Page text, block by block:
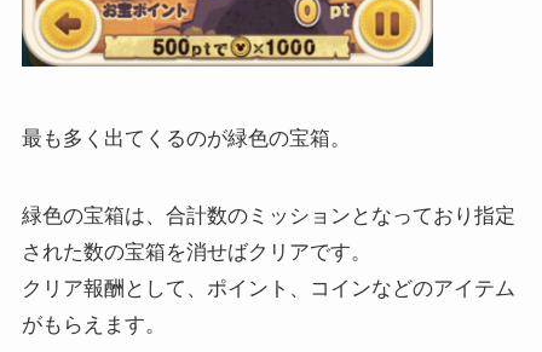
最も多く出てくるのが緑色の宝箱。
緑色の宝箱は、合計数のミッションとなっており指定
された数の宝箱を消せばクリアです。
クリア報酬として、ポイント、コインなどのアイテム
がもらえます。